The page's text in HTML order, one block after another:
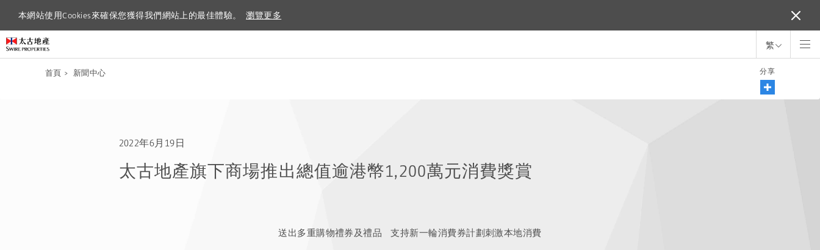
本網站使用Cookies來確保您獲得我們網站上的最佳體驗。 瀏覽更多
本網站使用Cookies來確保您獲得我們網站上的最佳體驗。 瀏覽更多
繁
首頁 > 新聞中心 分享
2022年6月19日
太古地產旗下商場推出總值逾港幣1,200萬元消費獎賞
送出多重購物禮券及禮品 支持新一輪消費券計劃刺激本地消費